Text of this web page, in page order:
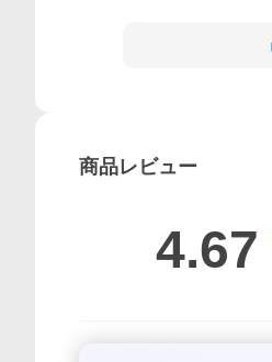
商品レビュー
4.67